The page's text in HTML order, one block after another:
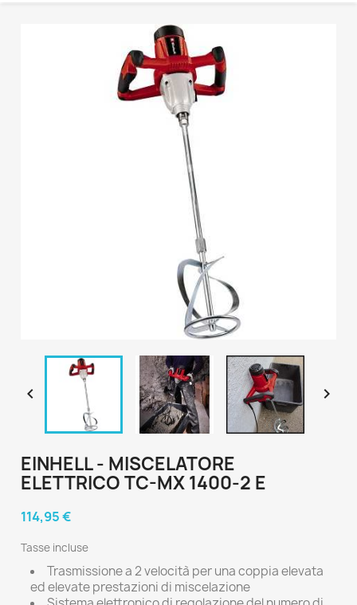
 
EINHELL - MISCELATORE
ELETTRICO TC-MX 1400-2 E
114,95 €
Tasse incluse
Trasmissione a 2 velocità per una coppia elevata
ed elevate prestazioni di miscelazione